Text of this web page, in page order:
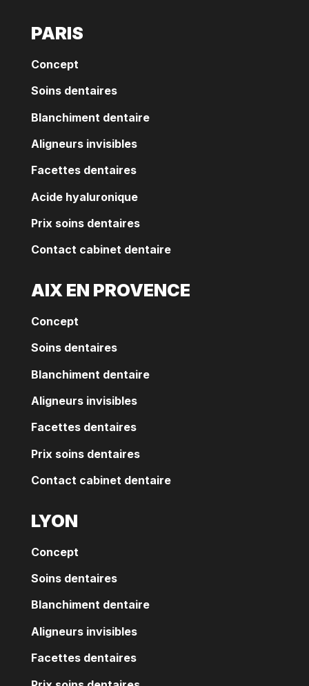
PARIS
Concept
Soins dentaires
Blanchiment dentaire
Aligneurs invisibles
Facettes dentaires
Acide hyaluronique
Prix soins dentaires
Contact cabinet dentaire
AIX EN PROVENCE
Concept
Soins dentaires
Blanchiment dentaire
Aligneurs invisibles
Facettes dentaires
Prix soins dentaires
Contact cabinet dentaire
LYON
Concept
Soins dentaires
Blanchiment dentaire
Aligneurs invisibles
Facettes dentaires